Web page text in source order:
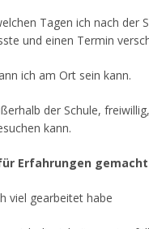
Tagen ich nach der
und einen Termin
ich am Ort sein kann.
der Schule,
kann.
Erfahrungen
viel gearbeitet habe